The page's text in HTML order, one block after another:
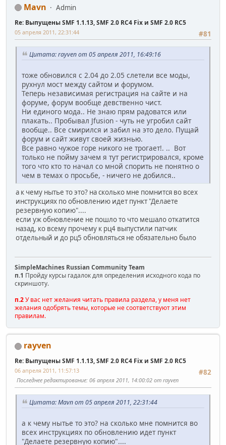
Mavn Admin
Re: Выпущены SMF 1.1.13, SMF 2.0 RC4 Fix и SMF 2.0 RC5
#81
05 апреля 2011, 22:31:44
Цитата: rayven от 05 апреля 2011, 16:49:16
тоже обновился с 2.04 до 2.05 слетели все моды,
рухнул мост между сайтом и форумом.
Теперь независимая регистрация на сайте и на
форуме, форум вообще девственно чист.
Ни единого мода.. Не знаю прям радоватся или
плакать.. Пробывал Jfusion - чуть не угробил сайт
вообще.. Все смирился и забил на это дело. Пущай
форум и сайт живут своей жизнью.
Все равно чужое горе никого не трогает!. .. Вот
только не пойму зачем я тут регистрировался, кроме
того что кто то начал со мной спорить не понятно о
чем в темах о просьбе, - ничего не добился..
а к чему нытье то это? на сколько мне помнится во всех
инструкциях по обновлению идет пункт "Делаете
резервную копию"....
если уж обновление не пошло то что мешало откатится
назад, ко всему прочему к рц4 выпустили патчик
отдельный и до рц5 обновляться не обязательно было
SimpleMachines Russian Community Team
п.1 Пройду курсы гадалок для определения исходного кода по
скриншоту.
п.2У вас нет желания читать правила раздела, у меня нет
желания одобрять темы, которые не соответствуют этим
правилам.
rayven
Re: Выпущены SMF 1.1.13, SMF 2.0 RC4 Fix и SMF 2.0 RC5
#82
06 апреля 2011, 11:57:13
Последнее редактирование: 06 апреля 2011, 14:00:02 от rayven
Цитата: Mavn от 05 апреля 2011, 22:31:44
а к чему нытье то это? на сколько мне помнится во
всех инструкциях по обновлению идет пункт
"Делаете резервную копию"....